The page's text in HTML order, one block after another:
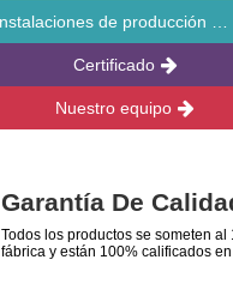
Certificado
Nuestro equipo
Garantía De
Todos los productos se someten
fábrica y están 100% calificados